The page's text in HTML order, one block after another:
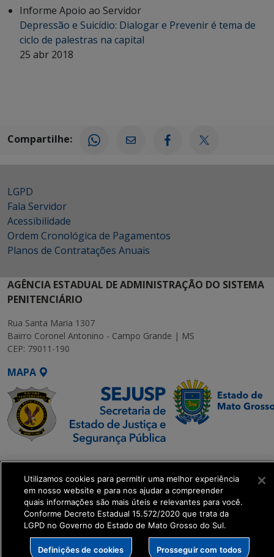
Informe Apoio ao Servidor
Depressão e Suicídio: Dialogar e Prevenir é tema de
ciclo de palestras na capital
25 abr 2018
Compartilhe:
LGPD
Fala Servidor
Acessibilidade
Ordem Cronológica de Pagamentos
Planos de Contratações Anuais
AGÊNCIA ESTADUAL DE ADMINISTRAÇÃO DO SISTEMA
PENITENCIÁRIO
Rua Santa Maria 1307
Bairro Coronel Antonino - Campo Grande | MS
CEP: 79011-190
MAPA
SETDIG | Secretaria-
Executiva de
Transformação Digital
get_footer();
Utilizamos cookies para permitir uma melhor experiência
em nosso website e para nos ajudar a compreender
quais informações são mais úteis e relevantes para você.
Conforme Decreto Estadual 15.572/2020 que trata da
LGPD no Governo do Estado de Mato Grosso do Sul.
Definições de cookies Prosseguir com todos